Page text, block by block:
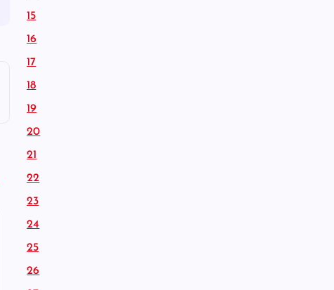
15
16
17
18
19
20
21
22
23
24
25
26